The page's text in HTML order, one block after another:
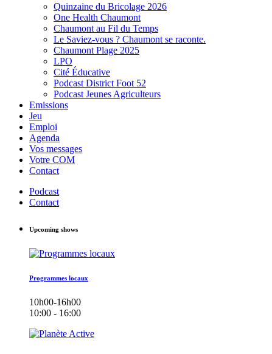
Quinzaine du Bricolage 2026
One Health Chaumont
Chaumont au Fil du Temps
Le Saviez-vous ? Chaumont se raconte.
Chaumont Plage 2025
LPO
Cité Éducative
Podcast District Foot 52
Podcast Jeunes Agriculteurs
Emissions
Jeu
Emploi
Agenda
Vos messages
Votre COM
Contact
Podcast
Contact
Upcoming shows
Programmes locaux
10h00-16h00
10:00 - 16:00